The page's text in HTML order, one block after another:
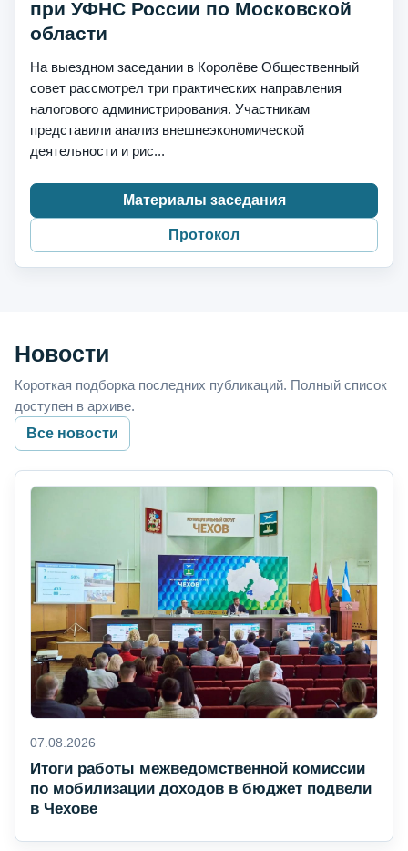
при УФНС России по Московской
области
На выездном заседании в Королёве Общественный
совет рассмотрел три практических направления
налогового администрирования. Участникам
представили анализ внешнеэкономической
деятельности и рис...
Материалы заседания
Протокол
Новости
Короткая подборка последних публикаций. Полный список
доступен в архиве.
Все новости
07.08.2026
Итоги работы межведомственной комиссии
по мобилизации доходов в бюджет подвели
в Чехове